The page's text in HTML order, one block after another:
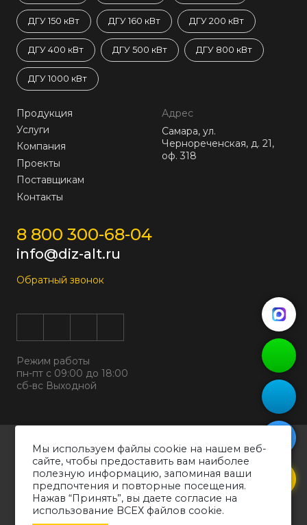
ДГУ 150 кВт ДГУ 160 кВт ДГУ 200 кВт
ДГУ 400 кВт ДГУ 500 кВт ДГУ 800 кВт
ДГУ 1000 кВт
Продукция
Услуги
Компания
Проекты
Поставщикам
Контакты
Адрес
Самара, ул.
Чернореченская, д. 21,
оф. 318
8 800 300-68-04
info@diz-alt.ru
Обратный звонок
Режим работы
пн-пт с 09:00 до 18:00
сб-вс Выходной
Все права защищены © 2026
ООО "ДИЗАЛЬТ"
ИНН 6318069799 ОГРН 1226300038194
Политика конфиденциальности
Согласие на обработку персональных данных
Мы используем файлы cookie на нашем веб-
сайте, чтобы предоставить вам наиболее
полезную информацию, запоминая ваши
предпочтения и повторные посещения.
Нажав “Принять”, вы даете согласие на
использование ВСЕХ файлов cookie.